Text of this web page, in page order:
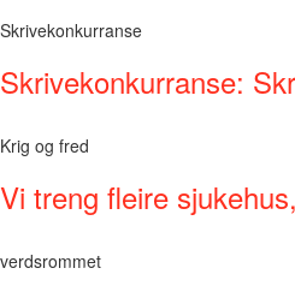
Skrivekonkurranse
Skrivekonkurranse:
Krig og fred
Vi treng fleire
verdsrommet